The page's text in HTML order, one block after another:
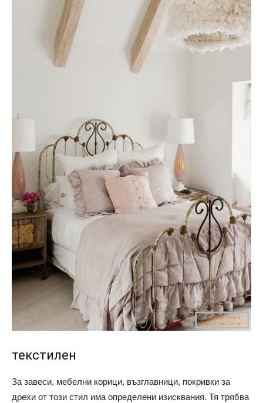
текстилен
За завеси, мебелни корици, възглавници, покривки за
дрехи от този стил има определени изисквания. Тя трябва